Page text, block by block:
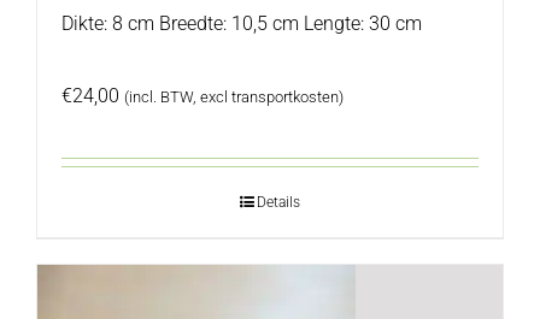
Dikte: 8 cm Breedte: 10,5 cm Lengte: 30 cm
€24,00 (incl. BTW, excl transportkosten)
Details